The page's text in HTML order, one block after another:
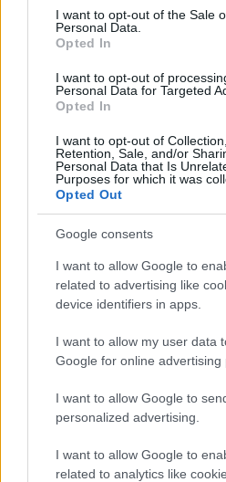
consent section.
I want to opt-out of the Sale
Personal Data.
Opted In
I want to opt-out of
Personal Data for Targeted
Opted In
I want to opt-out of
Retention, Sale, and/or
Personal Data that Is
Purposes for which it was
Opted Out
Google consents
I want to allow Google to
related to advertising like
device identifiers in apps.
I want to allow my user data
Google for online advertising
I want to allow Google to
personalized advertising.
I want to allow Google to
related to analytics like
Continua a leggere